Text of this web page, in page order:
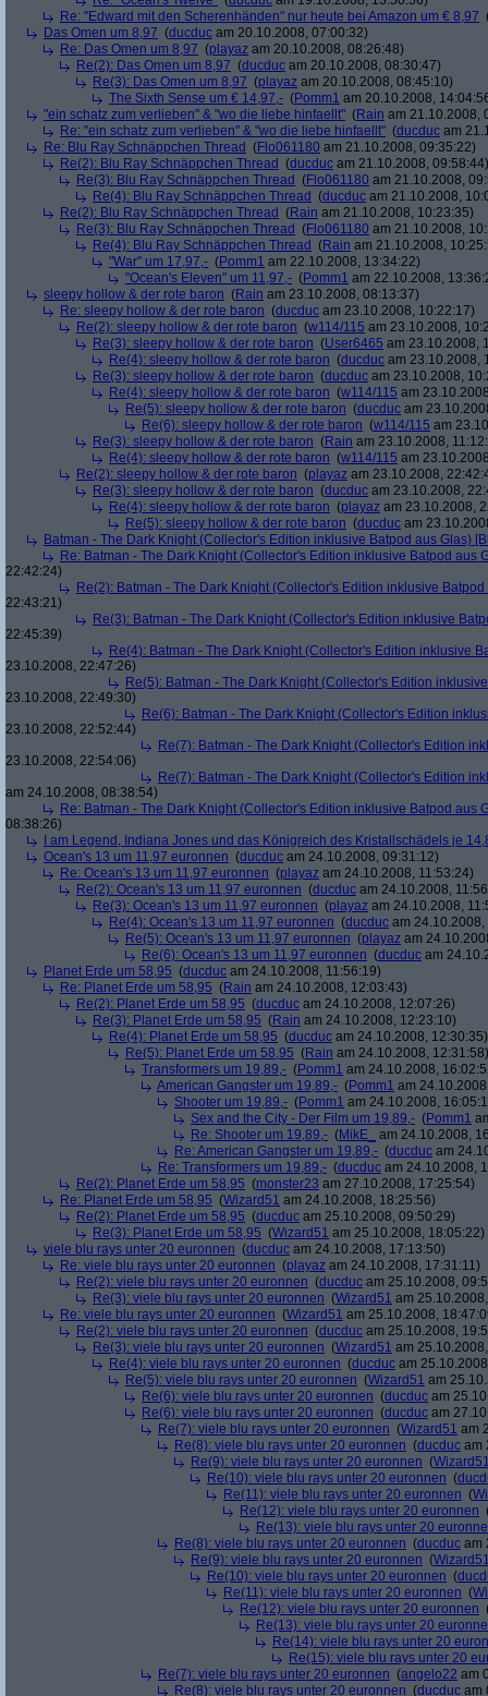
Re: "Edward mit den Scherenhänden" nur heute bei Amazon um € 8,97
Das Omen um 8,97 (ducduc am 20.10.2008, 07:00:32)
Re: Das Omen um 8,97 (playaz am 20.10.2008, 08:26:48)
Re(2): Das Omen um 8,97 (ducduc am 20.10.2008, 08:30:47)
Re(3): Das Omen um 8,97 (playaz am 20.10.2008, 08:45:10)
The Sixth Sense um € 14,97,- (Pomm1 am 20.10.2008,
"ein schatz zum verlieben" & "wo die liebe hinfaellt" (Rain am 21.10.2008,
Re: "ein schatz zum verlieben" & "wo die liebe hinfaellt" (ducduc am
Re: Blu Ray Schnäppchen Thread (Flo061180 am 21.10.2008, 09:35:22)
Re(2): Blu Ray Schnäppchen Thread (ducduc am 21.10.2008, 09:58:44)
Re(3): Blu Ray Schnäppchen Thread (Flo061180 am 21.10.2008,
Re(4): Blu Ray Schnäppchen Thread (ducduc am 21.10.2008,
Re(2): Blu Ray Schnäppchen Thread (Rain am 21.10.2008, 10:23:35)
Re(3): Blu Ray Schnäppchen Thread (Flo061180 am 21.10.2008,
Re(4): Blu Ray Schnäppchen Thread (Rain am 21.10.2008,
"War" um 17,97,- (Pomm1 am 22.10.2008, 13:34:22)
"Ocean's Eleven" um 11,97,- (Pomm1 am 22.10.2008,
sleepy hollow & der rote baron (Rain am 23.10.2008, 08:13:37)
Re: sleepy hollow & der rote baron (ducduc am 23.10.2008, 10:22:17)
Re(2): sleepy hollow & der rote baron (w114/115 am 23.10.2008,
Re(3): sleepy hollow & der rote baron (User6465 am 23.10.2008,
Re(4): sleepy hollow & der rote baron (ducduc am 23.10.2008,
Re(3): sleepy hollow & der rote baron (ducduc am 23.10.2008,
Re(4): sleepy hollow & der rote baron (w114/115 am
Re(5): sleepy hollow & der rote baron (ducduc am
Re(6): sleepy hollow & der rote baron (w114/115 am
Re(3): sleepy hollow & der rote baron (Rain am 23.10.2008,
Re(4): sleepy hollow & der rote baron (w114/115 am
Re(2): sleepy hollow & der rote baron (playaz am 23.10.2008,
Re(3): sleepy hollow & der rote baron (ducduc am 23.10.2008,
Re(4): sleepy hollow & der rote baron (playaz am 23.10.2008,
Re(5): sleepy hollow & der rote baron (ducduc am
Batman - The Dark Knight (Collector's Edition inklusive Batpod aus Glas)
Re: Batman - The Dark Knight (Collector's Edition inklusive Batpod aus
22:42:24)
Re(2): Batman - The Dark Knight (Collector's Edition inklusive
22:43:21)
Re(3): Batman - The Dark Knight (Collector's Edition inklusive
22:45:39)
Re(4): Batman - The Dark Knight (Collector's Edition inklusive
23.10.2008, 22:47:26)
Re(5): Batman - The Dark Knight (Collector's Edition
23.10.2008, 22:49:30)
Re(6): Batman - The Dark Knight (Collector's Edition
23.10.2008, 22:52:44)
Re(7): Batman - The Dark Knight (Collector's Edition
23.10.2008, 22:54:06)
Re(7): Batman - The Dark Knight (Collector's Edition
am 24.10.2008, 08:38:54)
Re: Batman - The Dark Knight (Collector's Edition inklusive Batpod aus
08:38:26)
I am Legend, Indiana Jones und das Königreich des Kristallschädels je
Ocean's 13 um 11,97 euronnen (ducduc am 24.10.2008, 09:31:12)
Re: Ocean's 13 um 11,97 euronnen (playaz am 24.10.2008, 11:53:24)
Re(2): Ocean's 13 um 11,97 euronnen (ducduc am 24.10.2008,
Re(3): Ocean's 13 um 11,97 euronnen (playaz am 24.10.2008,
Re(4): Ocean's 13 um 11,97 euronnen (ducduc am
Re(5): Ocean's 13 um 11,97 euronnen (playaz am
Re(6): Ocean's 13 um 11,97 euronnen (ducduc am
Planet Erde um 58,95 (ducduc am 24.10.2008, 11:56:19)
Re: Planet Erde um 58,95 (Rain am 24.10.2008, 12:03:43)
Re(2): Planet Erde um 58,95 (ducduc am 24.10.2008, 12:07:26)
Re(3): Planet Erde um 58,95 (Rain am 24.10.2008, 12:23:10)
Re(4): Planet Erde um 58,95 (ducduc am 24.10.2008, 12:30:35)
Re(5): Planet Erde um 58,95 (Rain am 24.10.2008, 12:31:58)
Transformers um 19,89,- (Pomm1 am 24.10.2008,
American Gangster um 19,89,- (Pomm1 am
Shooter um 19,89,- (Pomm1 am 24.10.2008,
Sex and the City - Der Film um 19,89,- (Pomm1
Re: Shooter um 19,89,- (MikE_
am 24.10.2008,
Re: American Gangster um 19,89,- (ducduc am
Re: Transformers um 19,89,- (ducduc am 24.10.2008,
Re(2): Planet Erde um 58,95 (monster23 am 27.10.2008, 17:25:54)
Re: Planet Erde um 58,95 (Wizard51 am 24.10.2008, 18:25:56)
Re(2): Planet Erde um 58,95 (ducduc am 25.10.2008, 09:50:29)
Re(3): Planet Erde um 58,95 (Wizard51 am 25.10.2008, 18:05:22)
viele blu rays unter 20 euronnen (ducduc am 24.10.2008, 17:13:50)
Re: viele blu rays unter 20 euronnen (playaz am 24.10.2008, 17:31:11)
Re(2): viele blu rays unter 20 euronnen (ducduc am 25.10.2008,
Re(3): viele blu rays unter 20 euronnen (Wizard51 am
Re: viele blu rays unter 20 euronnen (Wizard51 am 25.10.2008,
Re(2): viele blu rays unter 20 euronnen (ducduc am 25.10.2008,
Re(3): viele blu rays unter 20 euronnen (Wizard51 am
Re(4): viele blu rays unter 20 euronnen (ducduc am
Re(5): viele blu rays unter 20 euronnen (Wizard51 am
Re(6): viele blu rays unter 20 euronnen (ducduc am
Re(6): viele blu rays unter 20 euronnen (ducduc am
Re(7): viele blu rays unter 20 euronnen (Wizard51 am
Re(8): viele blu rays unter 20 euronnen (ducduc am
Re(9): viele blu rays unter 20 euronnen (
Re(10): viele blu rays unter 20 euronnen (
Re(11): viele blu rays unter 20 euronnen (
Re(12): viele blu rays unter 20 euronnen
Re(13): viele blu rays unter 20
Re(8): viele blu rays unter 20 euronnen (ducduc am
Re(9): viele blu rays unter 20 euronnen (
Re(10): viele blu rays unter 20 euronnen (
Re(11): viele blu rays unter 20 euronnen (
Re(12): viele blu rays unter 20 euronnen
Re(13): viele blu rays unter 20
Re(14): viele blu rays unter 20
Re(15): viele blu rays unter 20
Re(7): viele blu rays unter 20 euronnen (angelo22 am
Re(8): viele blu rays unter 20 euronnen (ducduc am